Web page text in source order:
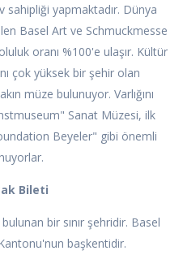
sahipliği yapmaktadır. Dünya
Basel Art ve Schmuckmesse
oranı %100'e ulaşır. Kültür
çok yüksek bir şehir olan
müze bulunuyor. Varlığını
Sanat Müzesi, ilk
Beyeler" gibi önemli
Bileti
bir sınır şehridir. Basel
başkentidir.